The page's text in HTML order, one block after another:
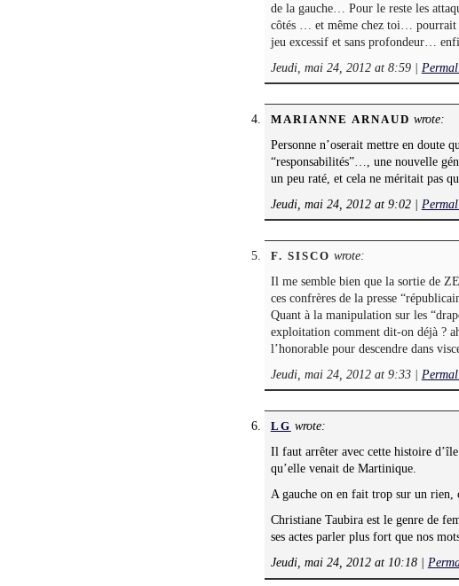
de la gauche… Pour le reste les
côtés … et même chez toi… pourrait
jeu excessif et sans profondeur…
Jeudi, mai 24, 2012 at 8:59 |
MARIANNE ARNAUD wrote:
Personne n’oserait mettre en doute
“responsabilités”…, une nouvelle
un peu raté, et cela ne méritait pas
Jeudi, mai 24, 2012 at 9:02 |
F. SISCO wrote:
Il me semble bien que la sortie de
ces confrères de la presse
Quant à la manipulation sur les
exploitation comment dit-on déjà ?
l’honorable pour descendre dans
Jeudi, mai 24, 2012 at 9:33 |
LG wrote:
Il faut arrêter avec cette histoire
qu’elle venait de Martinique.
A gauche on en fait trop sur un rien,
Christiane Taubira est le genre de
ses actes parler plus fort que nos
Jeudi, mai 24, 2012 at 10:18 |